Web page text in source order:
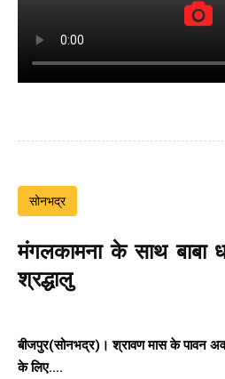
सोनभद्र
मंगलकामना के साथ बाबा
श्रद्धालु
बीजपुर(सोनभद्र)। श्रावण मास के पावन
के लिए....